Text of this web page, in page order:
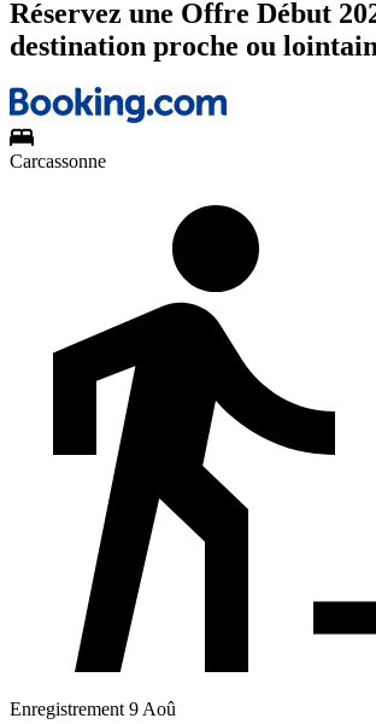
Réservez une Offre Début
destination proche ou
Carcassonne
Enregistrement 9 Aoû